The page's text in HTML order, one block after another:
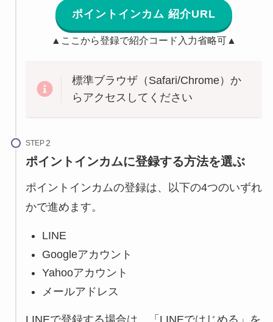
ポイントインカム 紹介URL
▲ここから登録で紹介コード入力省略可▲
標準ブラウザ（Safari/Chrome）か
らアクセスしてください
STEP
ポイントインカムに登録する方法を選ぶ
ポイントインカムの登録は、以下の4つのいずれ
かで進めます。
LINE
Googleアカウント
Yahooアカウント
メールアドレス